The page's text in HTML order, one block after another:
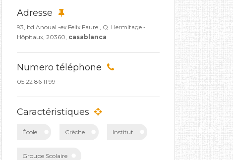
Adresse
93, bd Anoual -ex Felix Faure , Q. Hermitage -
Hôpitaux, 20360, casablanca
Numero téléphone
05 22 86 11 99
Caractéristiques
École Crèche Institut
Groupe Scolaire